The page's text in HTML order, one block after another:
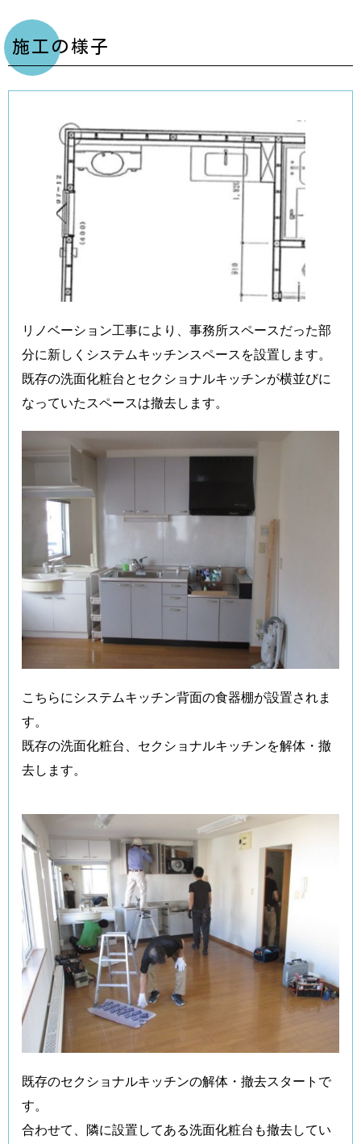
施工の様子
リノベーション工事により、事務所スペースだった部
分に新しくシステムキッチンスペースを設置します。
既存の洗面化粧台とセクショナルキッチンが横並びに
なっていたスペースは撤去します。
こちらにシステムキッチン背面の食器棚が設置されま
す。
既存の洗面化粧台、セクショナルキッチンを解体・撤
去します。
既存のセクショナルキッチンの解体・撤去スタートで
す。
合わせて、隣に設置してある洗面化粧台も撤去してい